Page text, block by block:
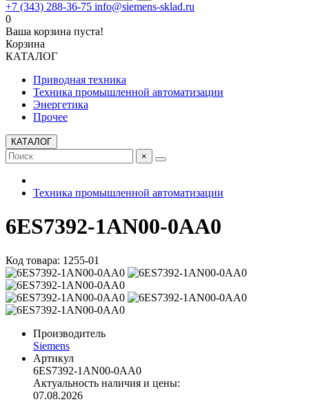
+7 (343) 288-36-75 info@siemens-sklad.ru
0
Ваша корзина пуста!
Корзина
КАТАЛОГ
Приводная техника
Техника промышленной автоматизации
Энергетика
Прочее
КАТАЛОГ
×
Техника промышленной автоматизации
6ES7392-1AN00-0AA0
Код товара: 1255-01
Производитель
Siemens
Артикул
6ES7392-1AN00-0AA0
Актуальность наличия и цены:
07.08.2026